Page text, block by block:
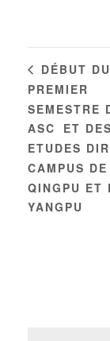
DÉBUT DU
PREMIER
SEMESTRE
ASC ET DES
ETUDES
CAMPUS DE
QINGPU ET
YANGPU